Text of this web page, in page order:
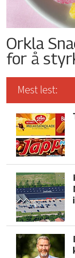
Orkla
for å
Mest lest: